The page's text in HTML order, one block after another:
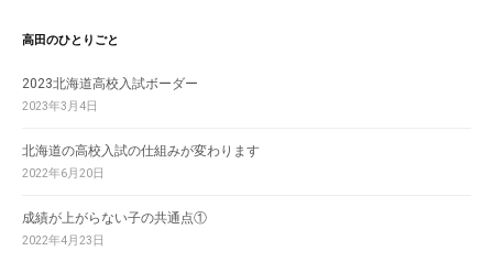
高田のひとりごと
2023北海道高校入試ボーダー
2023年3月4日
北海道の高校入試の仕組みが変わります
2022年6月20日
成績が上がらない子の共通点①
2022年4月23日